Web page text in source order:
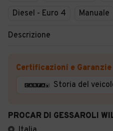
Diesel - Euro 4
Manuale
Descrizione
Certificazioni e Garanzie
Storia del
PROCAR DI GESSAROLI